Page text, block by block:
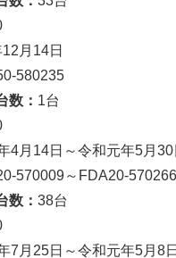
月14日
580235
数： 1台
4月14日～令和元年5月30
570009～FDA20-570266
数： 38台
7月25日～令和元年5月8日